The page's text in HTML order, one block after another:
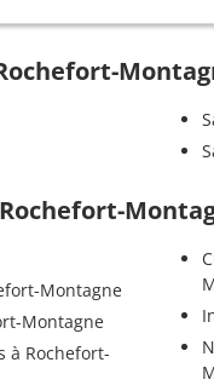
Montagne
Montagne
à Rochefort-